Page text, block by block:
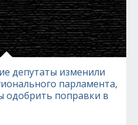
депутаты изменили
парламента,
одобрить поправки в